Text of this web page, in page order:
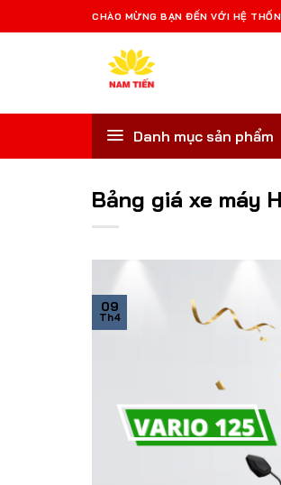
qua
CHÀO MỪNG BẠN ĐẾN VỚI HỆ
Danh mục sản phẩm
Bảng giá xe máy
09
Th4